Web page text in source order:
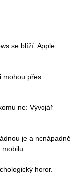
se blíží. Apple
mohou přes
ne: Vývojář
je a nenápadně
mobilu
horor.